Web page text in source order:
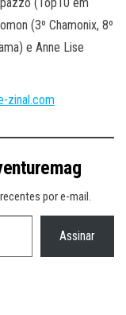
(3º Chamonix, 8º
e Anne Lise
zinal.com
por e-mail.
Assinar